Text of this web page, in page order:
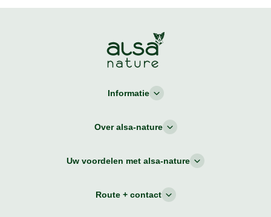
Informatie
Over alsa-nature
Uw voordelen met alsa-nature
Route + contact